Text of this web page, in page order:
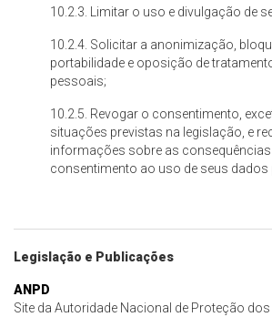
10.2.3. Limitar o uso e divulgação de
10.2.4. Solicitar a anonimização,
portabilidade e oposição de
pessoais;
10.2.5. Revogar o consentimento,
situações previstas na legislação, e
informações sobre as
consentimento ao uso de seus dados
Legislação e Publicações
ANPD
Site da Autoridade Nacional de Proteção dos